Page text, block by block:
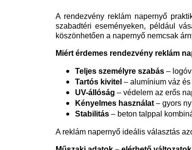
A rendezvény reklám napernyő
szabadtéri eseményeken, például
köszönhetően a napernyő nemcsak
Miért érdemes rendezvény reklám
Teljes személyre szabás –
Tartós kivitel – alumínium váz
UV-állóság – védelem az erős
Kényelmes használat – gyors
Stabilitás – beton talppal
A reklám napernyő ideális választás